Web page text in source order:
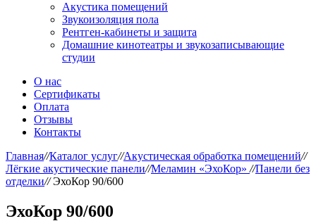
Акустика помещений
Звукоизоляция пола
Рентген-кабинеты и защита
Домашние кинотеатры и звукозаписывающие
студии
О нас
Сертификаты
Оплата
Отзывы
Контакты
Главная//Каталог услуг//Акустическая обработка помещений//
Лёгкие акустические панели//Меламин «ЭхоКор» //Панели без
отделки//ЭхоКор 90/600
ЭхоКор 90/600